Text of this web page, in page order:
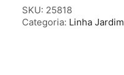
SKU: 25818
Categoria: Linha Jardim